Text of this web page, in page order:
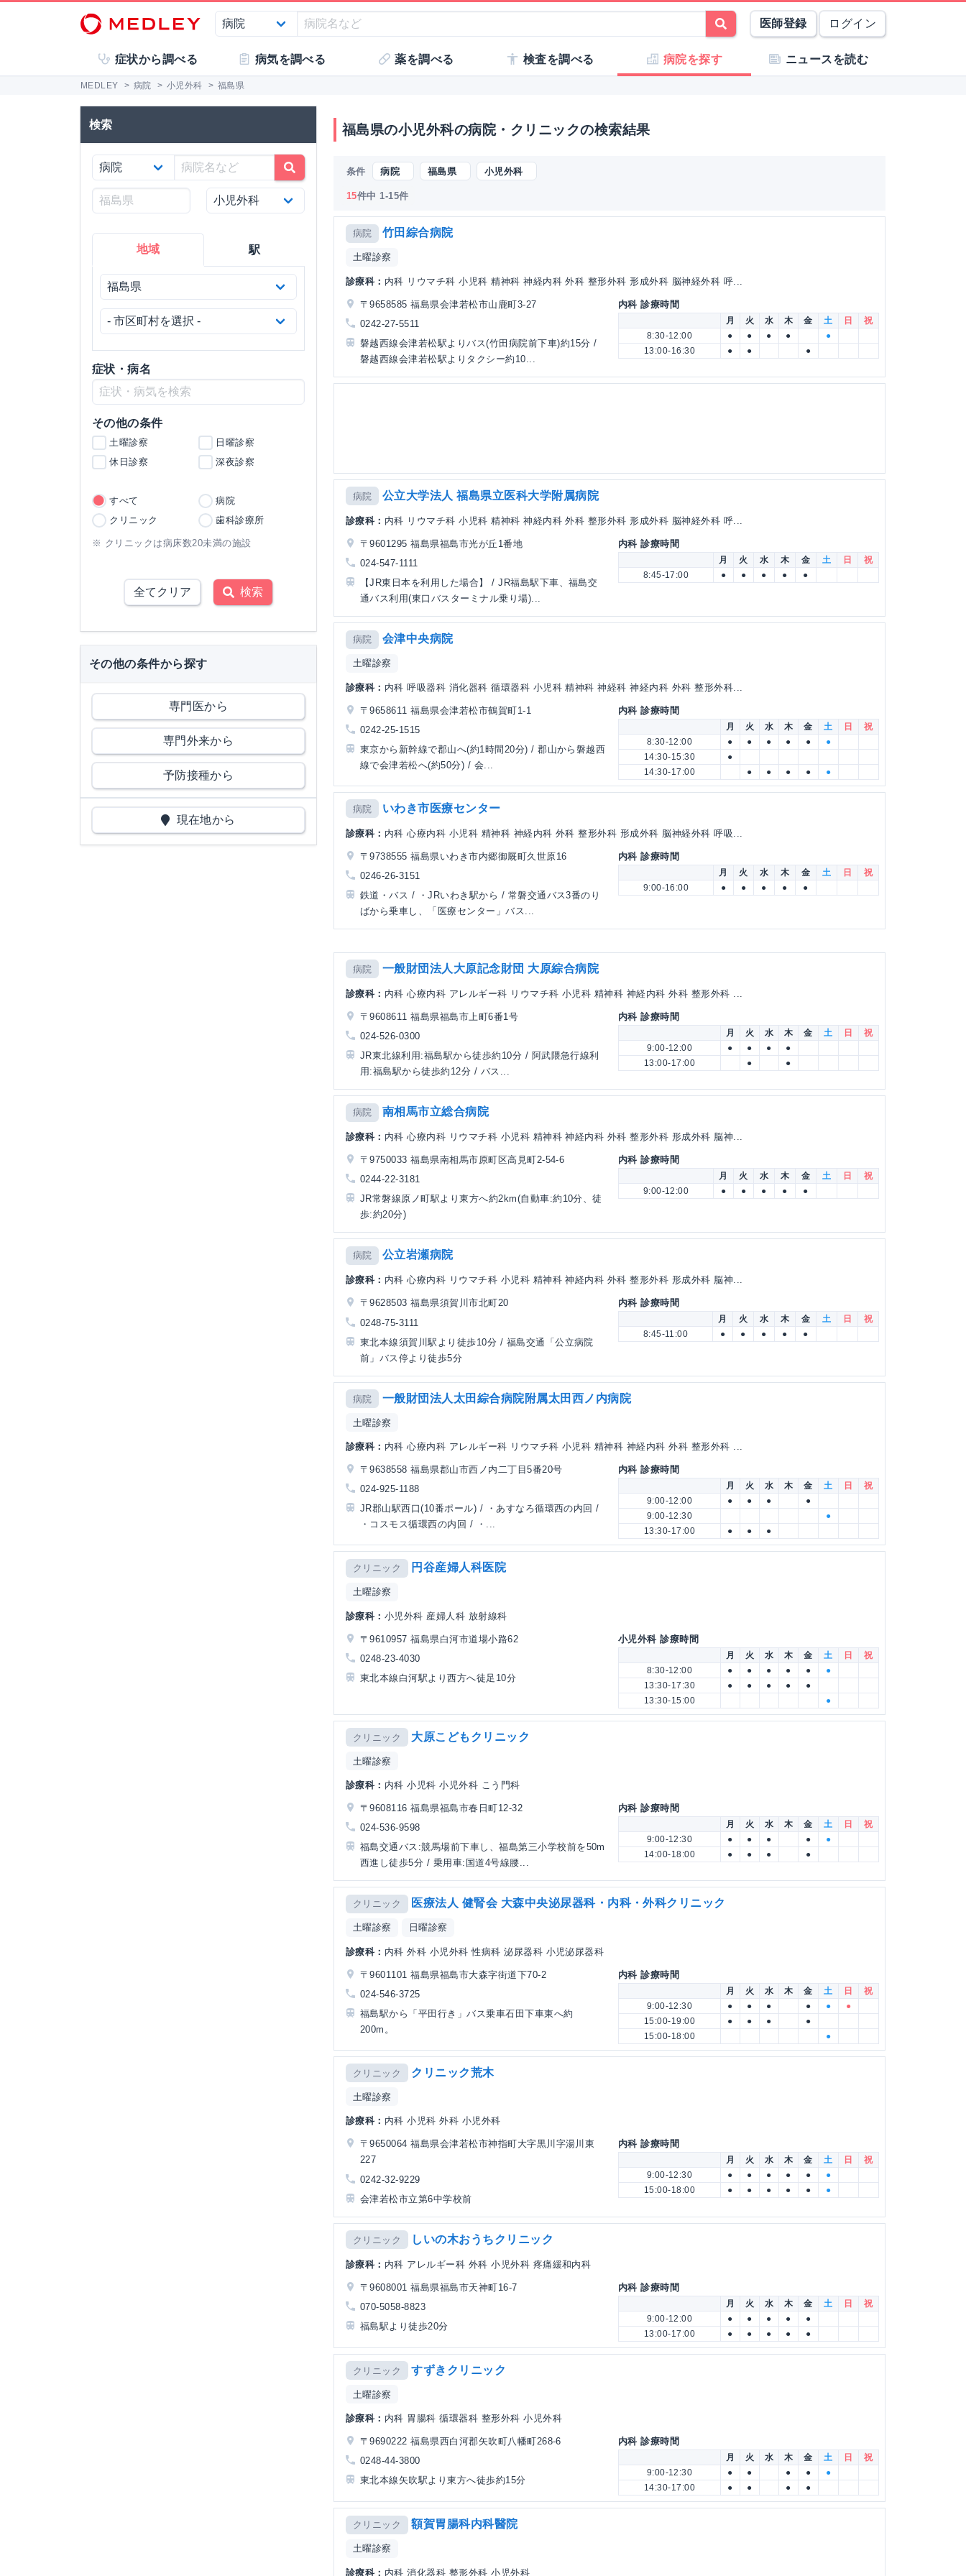
医師登録 ログイン
症状から調べる 病気を調べる 薬を調べる 検査を調べる 病院を探す ニュースを読む
MEDLEY > 病院 > 小児外科 > 福島県
検索
地域 駅
症状・病名
その他の条件
土曜診察
日曜診察
休日診察
深夜診察
すべて
病院
クリニック
歯科診療所
※ クリニックは病床数20未満の施設
全てクリア 検索
その他の条件から探す
専門医から
専門外来から
予防接種から
現在地から
福島県の小児外科の病院・クリニックの検索結果
条件 病院 福島県 小児外科
15件中 1-15件
病院 竹田綜合病院
土曜診察
診療科： 内科 リウマチ科 小児科 精神科 神経内科 外科 整形外科 形成外科 脳神経外科 呼...
〒9658585 福島県会津若松市山鹿町3-27
0242-27-5511
磐越西線会津若松駅よりバス(竹田病院前下車)約15分 /
磐越西線会津若松駅よりタクシー約10...
内科 診療時間
月 火 水 木 金 土 日
祝
8:30-12:00
● ● ● ●
●
13:00-16:30
● ● ●
病院 公立大学法人 福島県立医科大学附属病院
診療科： 内科 リウマチ科 小児科 精神科 神経内科 外科 整形外科 形成外科 脳神経外科 呼...
〒9601295 福島県福島市光が丘1番地
024-547-1111
【JR東日本を利用した場合】 / JR福島駅下車、福島交
通バス利用(東口バスターミナル乗り場)...
内科 診療時間
月 火 水 木 金 土 日
祝
8:45-17:00
● ● ● ● ●
病院 会津中央病院
土曜診察
診療科： 内科 呼吸器科 消化器科 循環器科 小児科 精神科 神経科 神経内科 外科 整形外科...
〒9658611 福島県会津若松市鶴賀町1-1
0242-25-1515
東京から新幹線で郡山へ(約1時間20分) / 郡山から磐越西
線で会津若松へ(約50分) / 会...
内科 診療時間
月 火 水 木 金 土 日
祝
8:30-12:00
● ● ● ● ●
●
14:30-15:30
●
14:30-17:00
● ● ● ● ●
病院 いわき市医療センター
診療科： 内科 心療内科 小児科 精神科 神経内科 外科 整形外科 形成外科 脳神経外科 呼吸...
〒9738555 福島県いわき市内郷御厩町久世原16
0246-26-3151
鉄道・バス / ・JRいわき駅から / 常磐交通バス3番のり
ばから乗車し、「医療センター」バス...
内科 診療時間
月 火 水 木 金 土 日
祝
9:00-16:00
● ● ● ● ●
病院 一般財団法人大原記念財団 大原綜合病院
診療科： 内科 心療内科 アレルギー科 リウマチ科 小児科 精神科 神経内科 外科 整形外科 ...
〒9608611 福島県福島市上町6番1号
024-526-0300
JR東北線利用:福島駅から徒歩約10分 / 阿武隈急行線利
用:福島駅から徒歩約12分 / バス...
内科 診療時間
月 火 水 木 金 土 日
祝
9:00-12:00
● ● ●
●
13:00-17:00
● ●
病院 南相馬市立総合病院
診療科： 内科 心療内科 リウマチ科 小児科 精神科 神経内科 外科 整形外科 形成外科 脳神...
〒9750033 福島県南相馬市原町区高見町2-54-6
0244-22-3181
JR常磐線原ノ町駅より東方へ約2km(自動車:約10分、徒
歩:約20分)
内科 診療時間
月 火 水 木 金 土 日
祝
9:00-12:00
● ● ● ● ●
病院 公立岩瀬病院
診療科： 内科 心療内科 リウマチ科 小児科 精神科 神経内科 外科 整形外科 形成外科 脳神...
〒9628503 福島県須賀川市北町20
0248-75-3111
東北本線須賀川駅より徒歩10分 / 福島交通「公立病院
前」バス停より徒歩5分
内科 診療時間
月 火 水 木 金 土 日
祝
8:45-11:00
● ● ● ● ●
病院 一般財団法人太田綜合病院附属太田西ノ内病院
土曜診察
診療科： 内科 心療内科 アレルギー科 リウマチ科 小児科 精神科 神経内科 外科 整形外科 ...
〒9638558 福島県郡山市西ノ内二丁目5番20号
024-925-1188
JR郡山駅西口(10番ポール) / ・あすなろ循環西の内回 /
・コスモス循環西の内回 / ・...
内科 診療時間
月 火 水 木 金 土 日
祝
9:00-12:00
● ● ●
●
9:00-12:30
●
13:30-17:00
● ● ●
クリニック 円谷産婦人科医院
土曜診察
診療科： 小児外科 産婦人科 放射線科
〒9610957 福島県白河市道場小路62
0248-23-4030
東北本線白河駅より西方へ徒足10分
小児外科 診療時間
月 火 水 木 金 土 日
祝
8:30-12:00
● ● ● ● ●
●
13:30-17:30
● ● ● ●
●
13:30-15:00
●
クリニック 大原こどもクリニック
土曜診察
診療科： 内科 小児科 小児外科 こう門科
〒9608116 福島県福島市春日町12-32
024-536-9598
福島交通バス:競馬場前下車し、福島第三小学校前を50m
西進し徒歩5分 / 乗用車:国道4号線腰...
内科 診療時間
月 火 水 木 金 土 日
祝
9:00-12:30
● ● ● ●
●
14:00-18:00
● ● ● ●
クリニック 医療法人 健腎会 大森中央泌尿器科・内科・外科クリニック
土曜診察 日曜診察
診療科： 内科 外科 小児外科 性病科 泌尿器科 小児泌尿器科
〒9601101 福島県福島市大森字街道下70-2
024-546-3725
福島駅から「平田行き」バス乗車石田下車東へ約
200m。
内科 診療時間
月 火 水 木 金 土 日
祝
9:00-12:30
● ● ● ● ●
●
15:00-19:00
● ● ●
●
15:00-18:00
●
クリニック クリニック荒木
土曜診察
診療科： 内科 小児科 外科 小児外科
〒9650064 福島県会津若松市神指町大字黒川字湯川東
227
0242-32-9229
会津若松市立第6中学校前
内科 診療時間
月 火 水 木 金 土 日
祝
9:00-12:30
● ● ● ● ●
●
15:00-18:00
● ● ● ● ● ●
クリニック しいの木おうちクリニック
診療科： 内科 アレルギー科 外科 小児外科 疼痛緩和内科
〒9608001 福島県福島市天神町16-7
070-5058-8823
福島駅より徒歩20分
内科 診療時間
月 火 水 木 金 土 日
祝
9:00-12:00
● ● ● ●
●
13:00-17:00
● ● ● ● ●
クリニック すずきクリニック
土曜診察
診療科： 内科 胃腸科 循環器科 整形外科 小児外科
〒9690222 福島県西白河郡矢吹町八幡町268-6
0248-44-3800
東北本線矢吹駅より東方へ徒歩約15分
内科 診療時間
月 火 水 木 金 土 日
祝
9:00-12:30
● ● ● ●
●
14:30-17:00
● ● ● ●
クリニック 額賀胃腸科内科醫院
土曜診察
診療科： 内科 消化器科 整形外科 小児外科